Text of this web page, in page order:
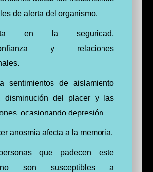
de alerta del organismo.
en la seguridad,
y relaciones
sentimientos de aislamiento
disminución del placer y las
ocasionando depresión.
anosmia afecta a la memoria.
que padecen este
son susceptibles a